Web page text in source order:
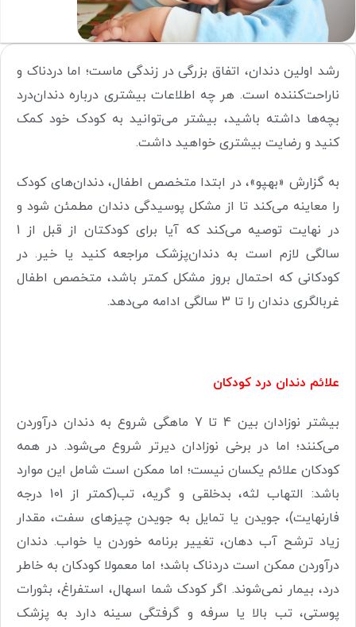
رشد اولین دندان، اتفاق بزرگی در زندگی ماست؛ اما دردناک و
ناراحت‌کننده است. هر چه اطلاعات بیشتری درباره دندان‌درد
بچه‌ها داشته باشید، بیشتر می‌توانید به کودک خود کمک
کنید و رضایت بیشتری خواهید داشت.
به گزارش «بهپو»، در ابتدا متخصص اطفال، دندان‌های کودک
را معاینه می‌کند تا از مشکل پوسیدگی دندان مطمئن شود و
در نهایت توصیه می‌کند که آیا برای کودکتان از قبل از 1
سالگی لازم است به دندان‌پزشک مراجعه کنید یا خیر. در
کودکانی که احتمال بروز مشکل کمتر باشد، متخصص اطفال
غربالگری دندان را تا 3 سالگی ادامه می‌دهد.
علائم دندان درد کودکان
بیشتر نوزادان بین 4 تا 7 ماهگی شروع به دندان درآوردن
می‌کنند؛ اما در برخی نوزادان دیرتر شروع می‌شود. در همه
کودکان علائم یکسان نیست؛ اما ممکن است شامل این موارد
باشد: التهاب لثه، بدخلقی و گریه، تب(کمتر از 101 درجه
فارنهایت)، جویدن یا تمایل به جویدن چیزهای سفت، مقدار
زیاد ترشح آب دهان، تغییر برنامه خوردن یا خواب. دندان
درآوردن ممکن است دردناک باشد؛ اما معمولا کودکان به خاطر
درد، بیمار نمی‌شوند. اگر کودک شما اسهال، استفراغ، بثورات
پوستی، تب بالا یا سرفه و گرفتگی سینه دارد به پزشک